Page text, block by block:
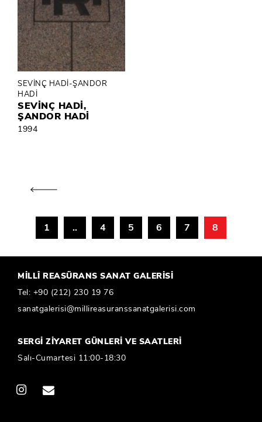
SEVİNÇ HADİ-ŞANDOR
HADİ
SEVİNÇ HADİ,
ŞANDOR HADİ
1994
1 .. 4 5 6 7 8
MİLLÎ REASÜRANS SANAT GALERİSİ
Tel: +90 (212) 230 19 76
sanatgalerisi@millireasuranssanatgalerisi.com
SERGİ ZİYARET GÜNLERİ VE SAATLERİ
Salı-Cumartesi 11:00-18:30